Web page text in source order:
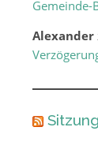
Gemeinde-
Alexander